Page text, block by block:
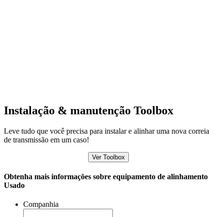
Instalação & manutenção Toolbox
Leve tudo que você precisa para instalar e alinhar uma nova correia
de transmissão em um caso!
Ver Toolbox
Obtenha mais informações sobre equipamento de alinhamento
Usado
Companhia